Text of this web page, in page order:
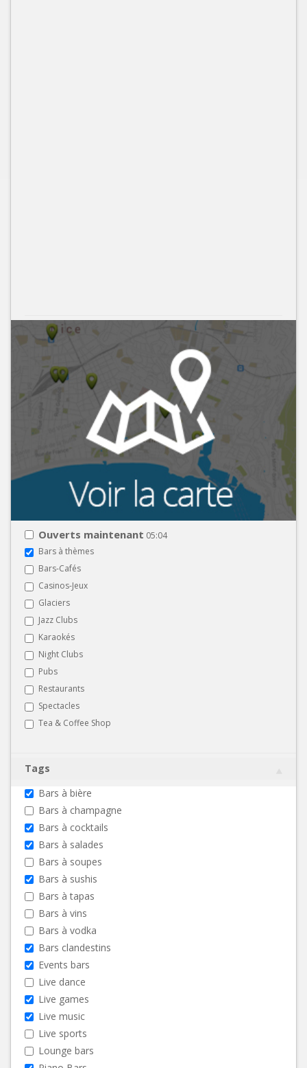
Ouverts maintenant 05:04
Bars à thèmes
Bars-Cafés
Casinos-Jeux
Glaciers
Jazz Clubs
Karaokés
Night Clubs
Pubs
Restaurants
Spectacles
Tea & Coffee Shop
Tags
Bars à bière
Bars à champagne
Bars à cocktails
Bars à salades
Bars à soupes
Bars à sushis
Bars à tapas
Bars à vins
Bars à vodka
Bars clandestins
Events bars
Live dance
Live games
Live music
Live sports
Lounge bars